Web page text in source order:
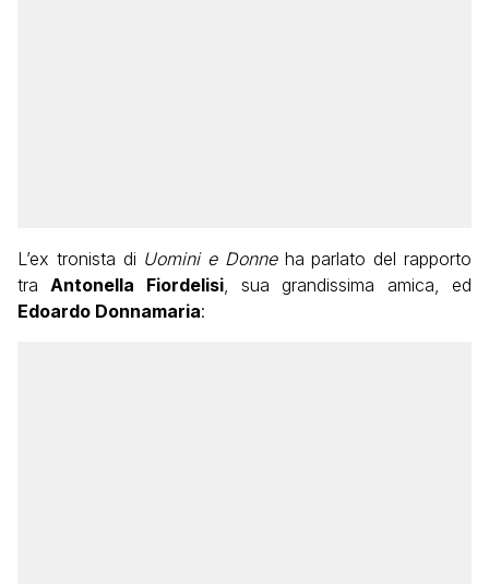
L’ex tronista di Uomini e Donneha parlato del rapporto
tra Antonella Fiordelisi, sua grandissima amica, ed
Edoardo Donnamaria: